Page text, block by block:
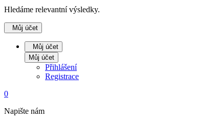
Hledáme relevantní výsledky.
Můj účet
Můj účet
Můj účet
Přihlášení
Registrace
0
Napište nám